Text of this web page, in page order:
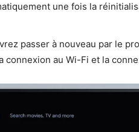
une fois la
passer à nouveau par le
connexion au Wi-Fi et la